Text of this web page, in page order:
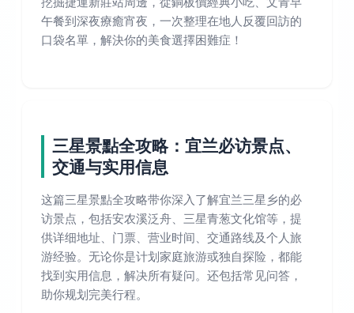
午餐到深夜療癒宵夜，一次整理在地人反覆回訪的
口袋名單，解決你的美食選擇困難症！
三星景點全攻略：宜兰必访景点、
交通与实用信息
这篇三星景點全攻略带你深入了解宜兰三星乡的必
访景点，包括安农溪泛舟、三星青葱文化馆等，提
供详细地址、门票、营业时间、交通路线及个人旅
游经验。无论你是计划家庭旅游或独自探险，都能
找到实用信息，解决所有疑问。还包括常见问答，
助你规划完美行程。